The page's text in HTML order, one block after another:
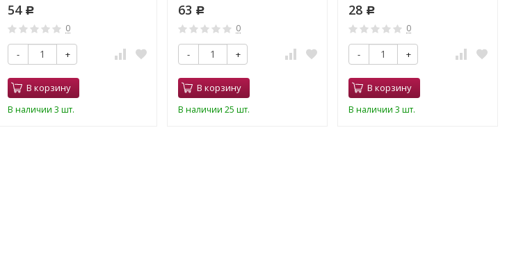
54 Р
0
- +
В корзину
В наличии 3 шт.
63 Р
0
- +
В корзину
В наличии 25 шт.
28 Р
0
- +
В корзину
В наличии 3 шт.